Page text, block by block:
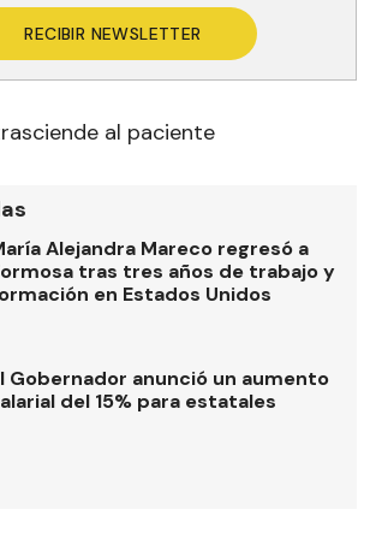
RECIBIR NEWSLETTER
al paciente
Alejandra Mareco regresó a
tras tres años de trabajo y
en Estados Unidos
Gobernador anunció un aumento
del 15% para estatales